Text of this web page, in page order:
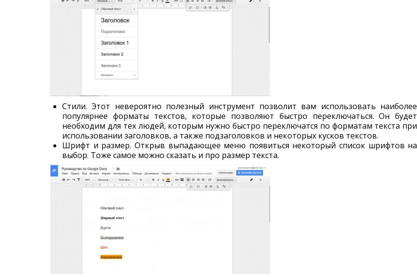
Стили. Этот невероятно полезный инструмент позволит вам использовать наиболее
популярнее форматы текстов, которые позволяют быстро переключаться. Он будет
необходим для тех людей, которым нужно быстро переключатся по форматам текста при
использовании заголовков, а также подзаголовков и некоторых кусков текстов.
Шрифт и размер. Открыв выпадающее меню появиться некоторый список шрифтов на
выбор. Тоже самое можно сказать и про размер текста.